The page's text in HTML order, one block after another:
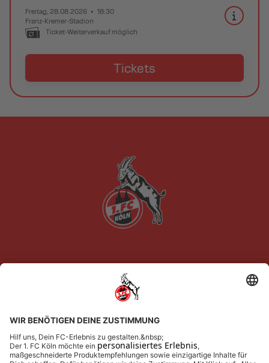
Freitag, 28.08.2026
18:30
Franz-Kremer-Stadion
Ticket-Weiterverkauf möglich
Tickets
Newsletter-Anmeldung